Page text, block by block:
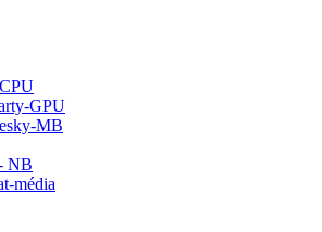
GPU
MB
NB
média